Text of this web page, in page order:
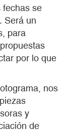
fechas se
Será un
para
por lo que
nos
y
de